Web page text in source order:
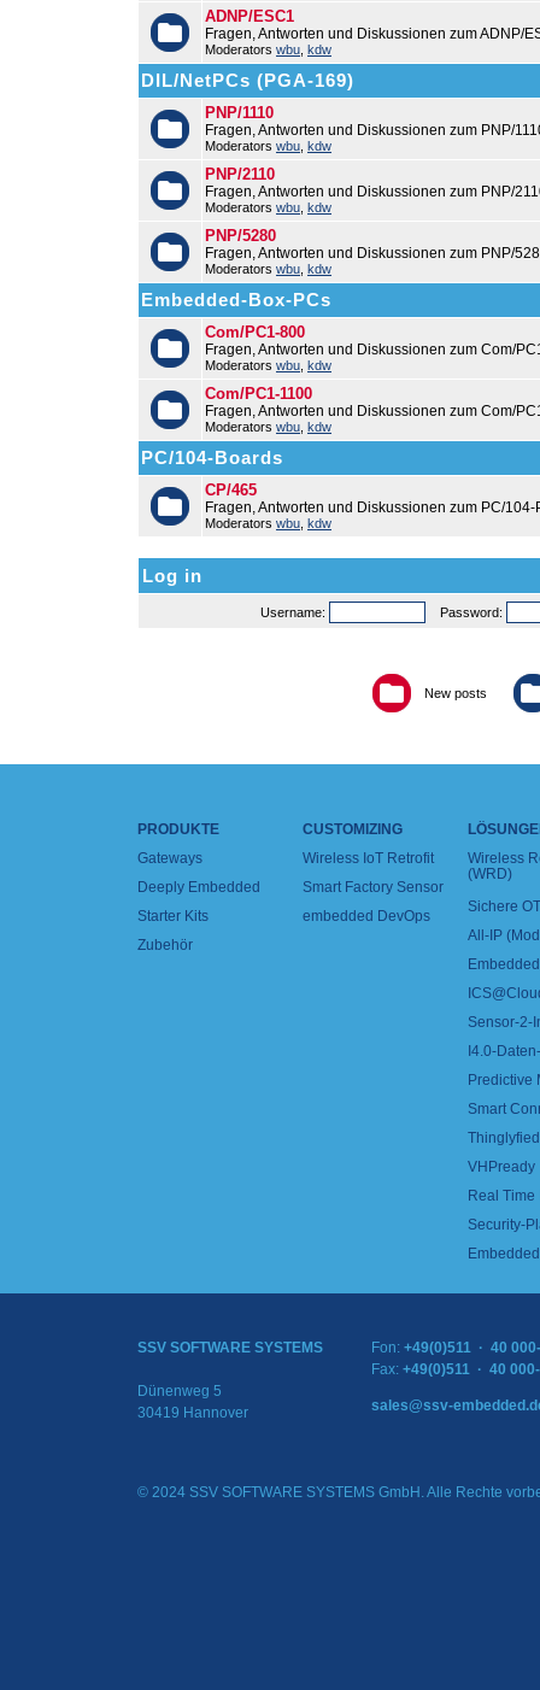
ADNP/ESC1
Fragen, Antworten und Diskussionen zum ADNP/
Moderators wbu kdw
DIL/NetPCs (PGA-169)
PNP/1110
Fragen, Antworten und Diskussionen zum PNP/
Moderators wbu kdw
PNP/2110
Fragen, Antworten und Diskussionen zum PNP/
Moderators wbu kdw
PNP/5280
Fragen, Antworten und Diskussionen zum PNP/
Moderators wbu kdw
Embedded-Box-PCs
Com/PC1-800
Fragen, Antworten und Diskussionen zum Com/
Moderators wbu kdw
Com/PC1-1100
Fragen, Antworten und Diskussionen zum Com/
Moderators wbu kdw
PC/104-Boards
CP/465
Fragen, Antworten und Diskussionen zum PC/
Moderators wbu kdw
Log in
Username: Password:
New posts
PRODUKTE
Gateways
Deeply Embedded
Starter Kits
Zubehör
CUSTOMIZING
Wireless IoT Retrofit
Smart Factory Sensor
embedded DevOps
Wireless
(WRD)
Sichere
All-IP
Sensor-2-
I4.0-
Predictive
Smart
VHPready
Real
Security-
SSV SOFTWARE SYSTEMS
Dünenweg 5
30419 Hannover
Fon: +49(0)511 · 40
Fax: +49(0)511 · 40
sales@ssv-
© 2024 SSV SOFTWARE SYSTEMS GmbH. Alle Rechte